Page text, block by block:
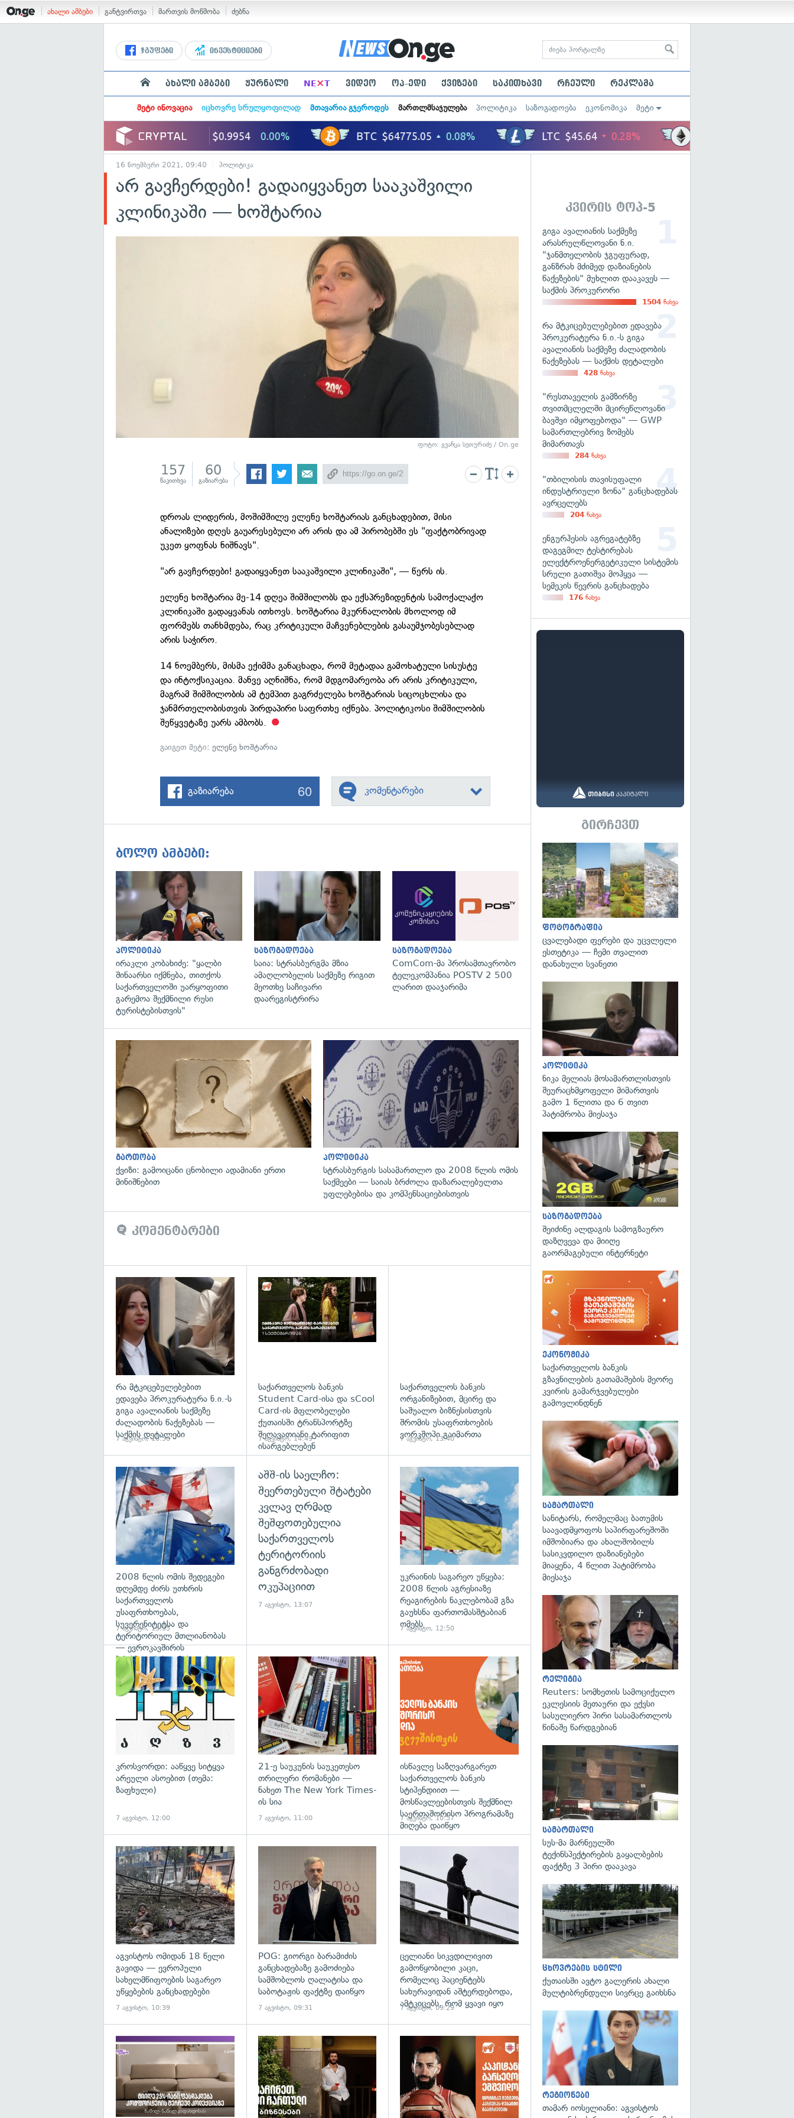
ახალი ამბები განტვირთვა მართვის მოწმობა ძებნა
ჯგუფები ინვესტიციები
ახალი ამბები ჟურნალი NE×T ვიდეო ოპ-ედი ქვიზები საკითხავი რჩეული რეკლამა
მეტი ინოვაცია იცხოვრე სრულყოფილად მთავარია გჯეროდეს მართლმსაჯულება პოლიტიკა საზოგადოება ეკონომიკა მეტი
16 ნოემბერი 2021, 09:40 პოლიტიკა
არ გავჩერდები! გადაიყვანეთ სააკაშვილი
კლინიკაში — ხოშტარია
ფოტო: გვანცა სეთურიძე / On.ge
157
წაკითხვა
60
გაზიარება
დროას ლიდერის, მოშიმშილე ელენე ხოშტარიას განცხადებით, მისი
ანალიზები დღეს გაუარესებული არ არის და ამ პირობებში ეს "ფაქტობრივად
უკეთ ყოფნას ნიშნავს".
"არ გავჩერდები! გადაიყვანეთ სააკაშვილი კლინიკაში", — წერს ის.
ელენე ხოშტარია მე-14 დღეა შიმშილობს და ექსპრეზიდენტის სამოქალაქო
კლინიკაში გადაყვანას ითხოვს. ხოშტარია მკურნალობის მხოლოდ იმ
ფორმებს თანხმდება, რაც კრიტიკული მაჩვენებლების გასაუმჯობესებლად
არის საჭირო.
14 ნოემბერს, მისმა ექიმმა განაცხადა, რომ მეტადაა გამოხატული სისუსტე
და ინტოქსიკაცია. მანვე აღნიშნა, რომ მდგომარეობა არ არის კრიტიკული,
მაგრამ შიმშილობის ამ ტემპით გაგრძელება ხოშტარიას სიცოცხლისა და
ჯანმრთელობისთვის პირდაპირი საფრთხე იქნება. პოლიტიკოსი შიმშილობის
შეწყვეტაზე უარს ამბობს.
გაიგეთ მეტი:ელენე ხოშტარია
გაზიარება 60 კომენტარები
ბოლო ამბები:
გადახედვა
პოლიტიკა
ირაკლი კობახიძე: "ყალბი
შინაარსი იქმნება, თითქოს
საქართველოში უარყოფითი
გარემოა შექმნილი რუსი
ტურისტებისთვის"
საზოგადოება
საია: სტრასბურგმა მზია
ამაღლობელის საქმეზე რიგით
მეოთხე საჩივარი
დაარეგისტრირა
გადახედვა
საზოგადოება
ComCom-მა პროსამთავრობო
ტელეკომპანია POSTV 2 500
ლარით დააჯარიმა
გართობა
ქვიზი: გამოიცანი ცნობილი ადამიანი ერთი
მინიშნებით
გადახედვა
პოლიტიკა
სტრასბურგის სასამართლო და 2008 წლის ომის
საქმეები — საიას ბრძოლა დაზარალებულთა
უფლებებისა და კომპენსაციებისთვის
კომენტარები
გადახედვა
რა მტკიცებულებებით
ედავება პროკურატურა ნ.ი.-ს
გიგა ავალიანის საქმეზე
ძალადობის წაქეზებას —
საქმის დეტალები
7 აგვისტო, 16:50
საქართველოს ბანკის
Student Card-ისა და sCool
Card-ის მფლობელები
ქუთაისში ტრანსპორტზე
შეღავათიანი ტარიფით
ისარგებლებენ
7 აგვისტო, 14:49
საქართველოს ბანკის
ორგანიზებით, მცირე და
საშუალო ბიზნესისთვის
შრომის უსაფრთხოების
ვორკშოპი გაიმართა
7 აგვისტო, 13:40
გადახედვა
2008 წლის ომის შედეგები
დღემდე ძირს უთხრის
საქართველოს
უსაფრთხოებას,
სუვერენიტეტსა და
ტერიტორიულ მთლიანობას
— ევროკავშირის
პრესპიკერის განცხადება
7 აგვისტო, 13:35
აშშ-ის საელჩო:
შეერთებული შტატები
კვლავ ღრმად
შეშფოთებულია
საქართველოს
ტერიტორიის
განგრძობადი
ოკუპაციით
7 აგვისტო, 13:07
გადახედვა
უკრაინის საგარეო უწყება:
2008 წლის აგრესიაზე
რეაგირების ნაკლებობამ გზა
გაუხსნა ფართომასშტაბიან
ომებს
7 აგვისტო, 12:50
გადახედვა
კროსვორდი: ააწყვე სიტყვა
არეული ასოებით (თემა:
ზაფხული)
7 აგვისტო, 12:00
გადახედვა
21-ე საუკუნის საუკეთესო
თრილერი რომანები —
ნახეთ The New York Times-
ის სია
7 აგვისტო, 11:00
ისწავლე საზღვარგარეთ
საქართველოს ბანკის
სტიპენდიით —
მოსწავლეებისთვის შექმნილ
საერთაშორისო პროგრამაზე
მიღება დაიწყო
7 აგვისტო, 10:57
აგვისტოს ომიდან 18 წელი
გავიდა — ევროპული
სახელმწიფოების საგარეო
უწყებების განცხადებები
7 აგვისტო, 10:39
POG: გიორგი ბარამიძის
განცხადებაზე გამოძიება
სამშობლოს ღალატისა და
საბოტაჟის ფაქტზე დაიწყო
7 აგვისტო, 09:31
გადახედვა
ცელიანი სიკვდილივით
გამოწყობილი კაცი,
რომელიც პაციენტებს
სახურავიდან აშტერდებოდა,
ამტკიცებს, რომ ყვავი იყო
7 აგვისტო, 09:29
კვირის ტოპ-5
გიგა ავალიანის საქმეზე
არასრულწლოვანი ნ.ი.
"ჯანმთელობის ჯგუფურად,
განზრახ მძიმედ დაზიანების
წაქეზების" მუხლით დააკავეს —
საქმის პროკურორი
1504 ნახვა
რა მტკიცებულებებით ედავება
პროკურატურა ნ.ი.-ს გიგა
ავალიანის საქმეზე ძალადობის
წაქეზებას — საქმის დეტალები
428 ნახვა
"რუსთაველის გამზირზე
თვითმცლელში მცირეწლოვანი
ბავშვი იმყოფებოდა" — GWP
სამართლებრივ ზომებს
მიმართავს
284 ნახვა
"თბილისის თავისუფალი
ინდუსტრიული ზონა" განცხადებას
ავრცელებს
204 ნახვა
ენგურჰესის აგრეგატებზე
დაგეგმილ ტესტირებას
ელექტროენერგეტიკული სისტემის
სრული გათიშვა მოჰყვა —
სემეკის წევრის განცხადება
176 ნახვა
გირჩევთ
ფოტოგრაფია
ცვალებადი ფერები და უცვლელი
ესთეტიკა — ჩემი თვალით
დანახული სვანეთი
პოლიტიკა
ნიკა მელიას მოსამართლისთვის
შეურაცხმყოფელი მიმართვის
გამო 1 წლითა და 6 თვით
პატიმრობა მიესაჯა
საზოგადოება
შეიძინე ალდაგის სამოგზაურო
დაზღვევა და მიიღე
გაორმაგებული ინტერნეტი
ეკონომიკა
საქართველოს ბანკის
გზავნილების გათამაშების მეორე
კვირის გამარჯვებულები
გამოვლინდნენ
სამართალი
სანიტარს, რომელმაც ბათუმის
საავადმყოფოს საპირფარეშოში
იმშობიარა და ახალშობილს
სასიკვდილო დაზიანებები
მიაყენა, 4 წლით პატიმრობა
მიესაჯა
რელიგია
Reuters: სომხეთის სამოციქულო
ეკლესიის მეთაური და ექვსი
სასულიერო პირი სასამართლოს
წინაშე წარდგებიან
სამართალი
სუს-მა მარნეულში
ტექინსპექტირების გაყალბების
ფაქტზე 3 პირი დააკავა
ცხოვრების სტილი
ქუთაისში ავტო გალერის ახალი
მულტიბრენდული სივრცე გაიხსნა
რეგიონები
თამარ იოსელიანი: აგვისტოს